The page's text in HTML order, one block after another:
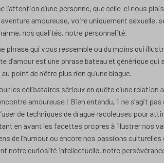
d’une personne, que celle-ci nous
aventure amoureuse, voire uniquement sexuelle,
nos qualités, notre personnalité.
phrase qui vous ressemble ou du moins qui
d’amour est une phrase bateau et générique qui
point de n’être plus rien qu’une blague.
les célibataires sérieux en quête d’une relation
amoureuse ! Bien entendu, il ne s’agit
de techniques de drague racoleuses pour
en avant les facettes propres à illustrer nos
de l’humour ou encore nos passions
notre curiosité intellectuelle, notre